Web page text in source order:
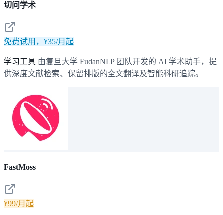
切问学术
免费试用，¥35/月起
学习工具 由复旦大学 FudanNLP 团队开发的 AI 学术助手，提
供深度文献检索、保留排版的全文翻译及智能科研追踪。
FastMoss
¥99/月起